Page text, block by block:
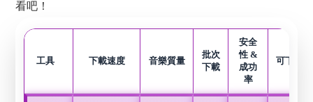
看吧！
工具 下載速度 音樂質量
批次
下載
安全
性 &
成功
率
可下載